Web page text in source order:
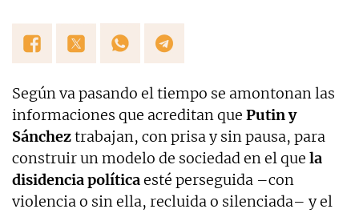
Según va pasando el tiempo se amontonan las
informaciones que acreditan que Putin y
Sáncheztrabajan, con prisa y sin pausa, para
construir un modelo de sociedad en el que la
disidencia políticaesté perseguida –con
violencia o sin ella, recluida o silenciada– y el